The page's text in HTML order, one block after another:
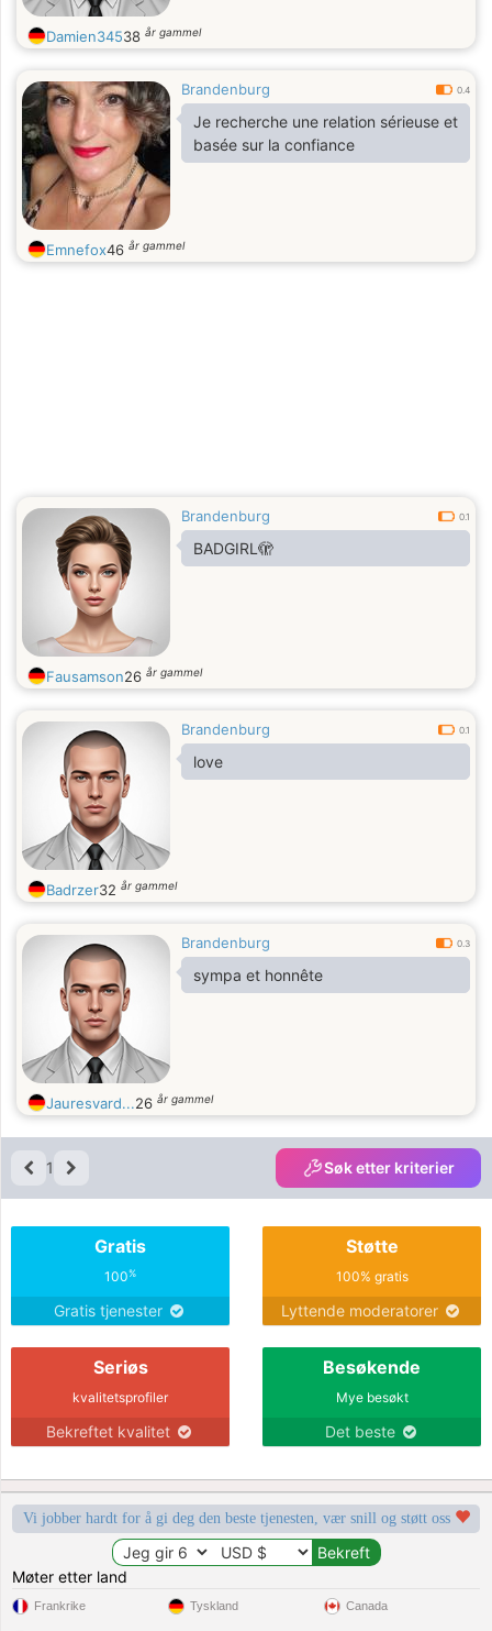
Damien34538 år gammel
Brandenburg 0.4
Je recherche une relation sérieuse et
basée sur la confiance
Emnefox46 år gammel
Brandenburg 0.1
BADGIRL🫣
Fausamson26 år gammel
Brandenburg 0.1
love
Badrzer32 år gammel
Brandenburg 0.3
sympa et honnête
Jauresvard...26 år gammel
1 Søk etter kriterier
Gratis
100%
Gratis tjenester
Støtte
100% gratis
Lyttende moderatorer
Seriøs
kvalitetsprofiler
Bekreftet kvalitet
Besøkende
Mye besøkt
Det beste
Vi jobber hardt for å gi deg den beste tjenesten, vær snill og støtt oss
Møter etter land
Frankrike Tyskland Canada